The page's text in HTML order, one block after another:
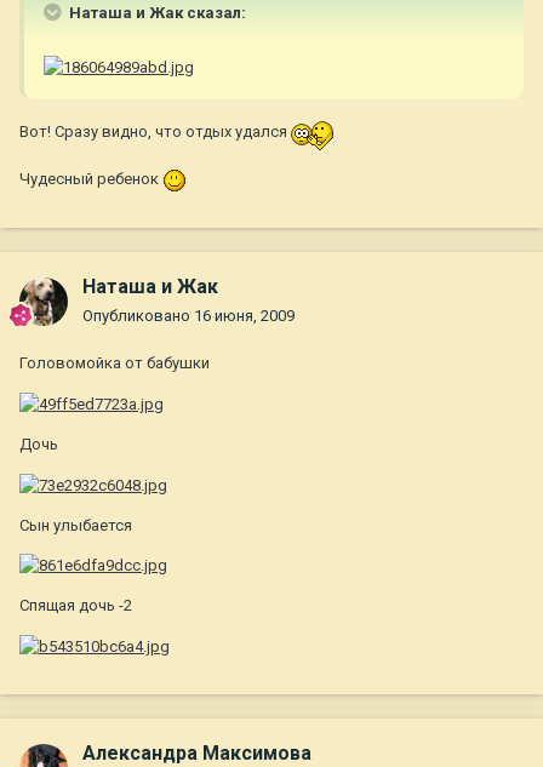
Наташа и Жак сказал:
Вот! Сразу видно, что отдых удался
Чудесный ребенок
Наташа и Жак
Опубликовано 16 июня, 2009
Головомойка от бабушки
Дочь
Сын улыбается
Спящая дочь -2
Александра Максимова